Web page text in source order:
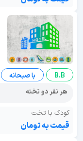
B.B
با صبحانه
هر نفر دو تخته
کودک با تخت
قیمت به تومان